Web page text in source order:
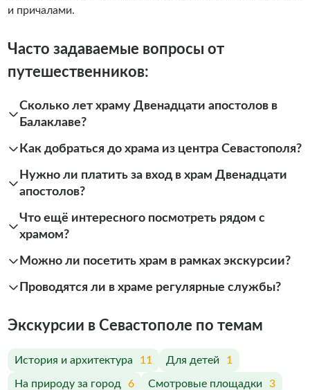
и причалами.
Часто задаваемые вопросы от
путешественников:
Сколько лет храму Двенадцати апостолов в
Балаклаве?
Как добраться до храма из центра Севастополя?
Нужно ли платить за вход в храм Двенадцати
апостолов?
Что ещё интересного посмотреть рядом с
храмом?
Можно ли посетить храм в рамках экскурсии?
Проводятся ли в храме регулярные службы?
Экскурсии в Севастополе по темам
История и архитектура 11 Для детей 1
На природу за город 6 Смотровые площадки 3